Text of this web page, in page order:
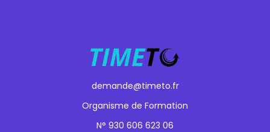
demande@timeto.fr
Organisme de Formation
N° 930 606 623 06